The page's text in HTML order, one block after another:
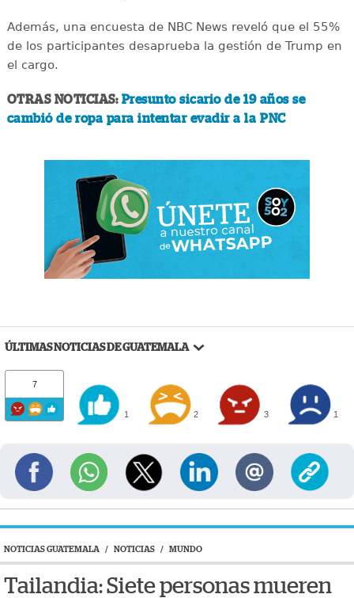
Además, una encuesta de NBC News reveló que el 55%
de los participantes desaprueba la gestión de Trump en
el cargo.
OTRAS NOTICIAS: Presunto sicario de 19 años se
cambió de ropa para intentar evadir a la PNC
ÚLTIMAS NOTICIAS DE GUATEMALA
7
1 2 3 1
NOTICIAS GUATEMALA / NOTICIAS / MUNDO
Tailandia: Siete personas mueren